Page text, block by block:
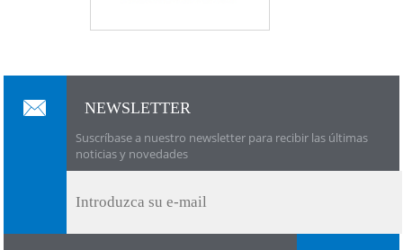
NEWSLETTER
Suscríbase a nuestro newsletter para recibir las últimas
noticias y novedades